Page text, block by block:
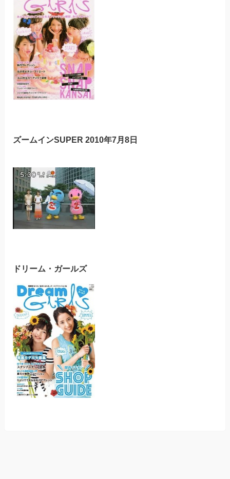
ズームインSUPER 2010年7月8日
ドリーム・ガールズ